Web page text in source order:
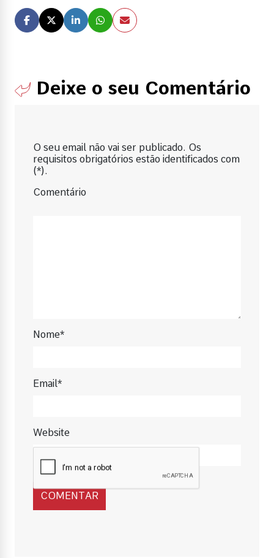
Deixe o seu Comentário
O seu email não vai ser publicado. Os
requisitos obrigatórios estão identificados com
(*).
Comentário
Nome*
Email*
Website